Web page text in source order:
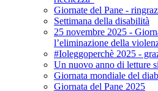
Giornate del Pane -
Settimana della disabilità
25 novembre 2025 -
l’eliminazione della
#Ioleggoperchè 2025 -
Un nuovo anno di letture
Giornata mondiale del
Giornata del Pane 2025